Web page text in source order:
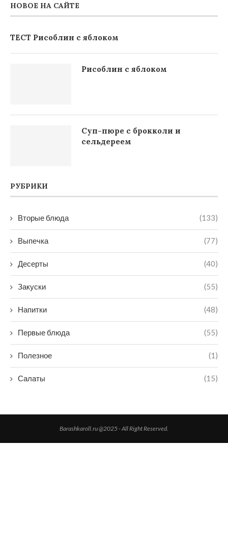
НОВОЕ НА САЙТЕ
ТЕСТ Рисоблин с яблоком
Рисоблин с яблоком
Суп-пюре с брокколи и
сельдереем
РУБРИКИ
Вторые блюда (133)
Выпечка (77)
Десерты (40)
Закуски (55)
Напитки (48)
Первые блюда (55)
Полезное (1)
Салаты (15)
Barashkaroll.ru @2025 - All Right Reserved.